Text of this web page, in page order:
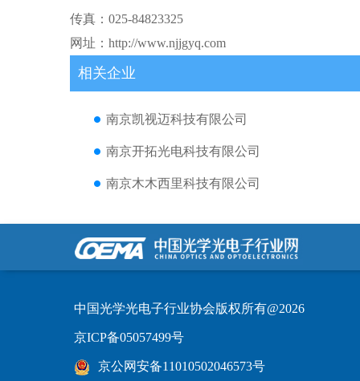
传真：025-84823325
网址： http://www.njjgyq.com
相关企业
南京凯视迈科技有限公司
南京开拓光电科技有限公司
南京木木西里科技有限公司
中国光学光电子行业协会版权所有@2026
京ICP备05057499号
京公网安备11010502046573号